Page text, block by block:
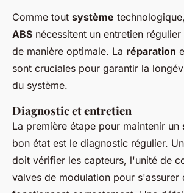
Comme tout système
ABS nécessitent un entretien
de manière optimale. La réparation
sont cruciales pour garantir la
du système.
Diagnostic et entretien
La première étape pour maintenir un
bon état est le diagnostic régulier.
doit vérifier les capteurs, l'unité de
valves de modulation pour s'assurer